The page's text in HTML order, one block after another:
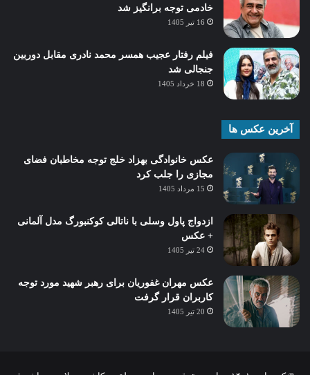
خادمی توجه برانگیز شد
16 تیر 1405
فیلم رفتار عجیب همسر محمد نادری مقابل دوربین
جنجالی شد
18 خرداد 1405
آخرین عکس ها
عکس خانوادگی بهزاد خلج توجه مخاطبان فضای
مجازی را جلب کرد
15 مرداد 1405
ازدواج پاول وسلی با ناتالی کوکنبورگ مدل آلمانی
+ عکس
24 تیر 1405
عکس مهران غفوریان برای رهبر شهید مورد توجه
کاربران قرار گرفت
20 تیر 1405